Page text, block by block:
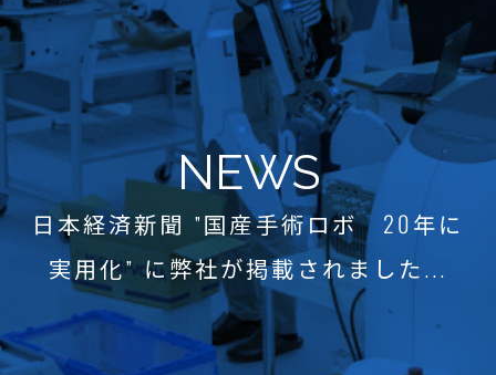
NEWS
日本経済新聞 ”国産手術ロボ 20年に
実用化” に弊社が掲載されました...